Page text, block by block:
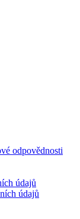
odpovědnosti
údajů
údajů